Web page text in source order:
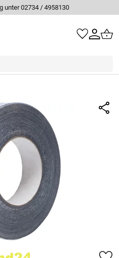
unter 02734 / 4958130